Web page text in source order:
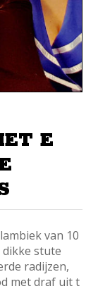
E
van 10
dikke stute
radijzen,
met draf uit t